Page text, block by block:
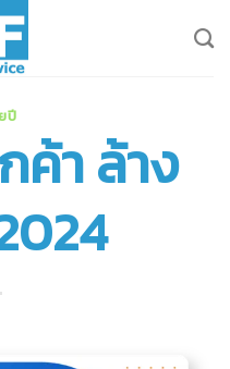
ปี
า ล้าง